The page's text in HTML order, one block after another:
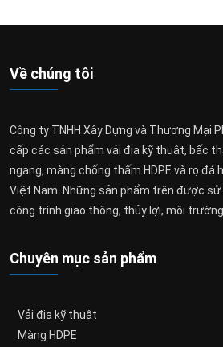
Về chúng tôi
Công ty TNHH Xây Dựng và Thương Mại
cấp các sản phẩm vải địa kỹ thuật, bấc
ngang, màng chống thấm HDPE và rọ đá
Việt Nam. Những sản phẩm trên được sử
công trình giao thông, thủy lợi, môi
Chuyên mục sản phẩm
Vải địa kỹ thuật
Màng HDPE